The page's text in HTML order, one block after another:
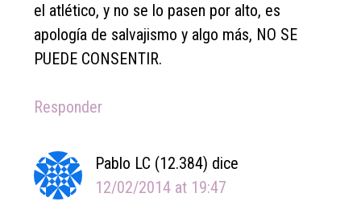
el atlético, y no se lo pasen por alto, es
apología de salvajismo y algo más, NO SE
PUEDE CONSENTIR.
Responder
Pablo LC (12.384) dice
12/02/2014 at 19:47